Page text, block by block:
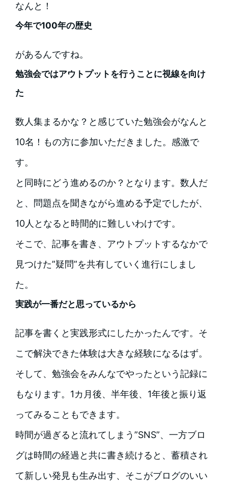
なんと！
今年で100年の歴史
があるんですね。
勉強会ではアウトプットを行うことに視線を向け
た
数人集まるかな？と感じていた勉強会がなんと
10名！もの方に参加いただきました。感激で
す。
と同時にどう進めるのか？となります。数人だ
と、問題点を聞きながら進める予定でしたが、
10人となると時間的に難しいわけです。
そこで、記事を書き、アウトプットするなかで
見つけた”疑問”を共有していく進行にしまし
た。
実践が一番だと思っているから
記事を書くと実践形式にしたかったんです。そ
こで解決できた体験は大きな経験になるはず。
そして、勉強会をみんなでやったという記録に
もなります。1カ月後、半年後、1年後と振り返
ってみることもできます。
時間が過ぎると流れてしまう”SNS”、一方ブロ
グは時間の経過と共に書き続けると、蓄積され
て新しい発見も生み出す、そこがブログのいい